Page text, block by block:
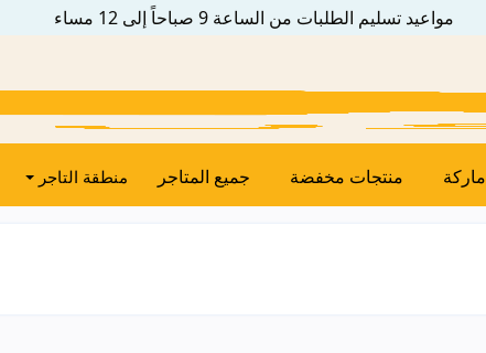
مواعيد تسليم الطلبات من الساعة 9 صباحاً إلى 12 مساء
ماركة منتجات مخفضة جميع المتاجر منطقة التاجر